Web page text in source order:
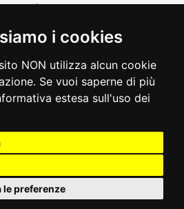
i cookies
NON utilizza alcun cookie
Se vuoi saperne di più
estesa sull'uso dei
le preferenze
p.iva 00526040324
040 3771111
trasparente
accessibilità
dichiarazione di
cambio preferenze cookie
stampa e comunicazione